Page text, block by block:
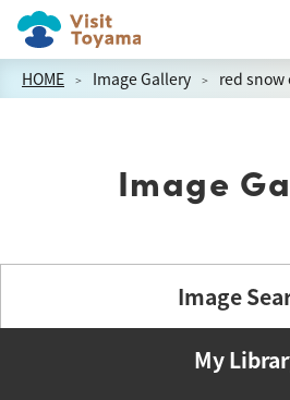
HOME Image Gallery red snow
Image
Image
My